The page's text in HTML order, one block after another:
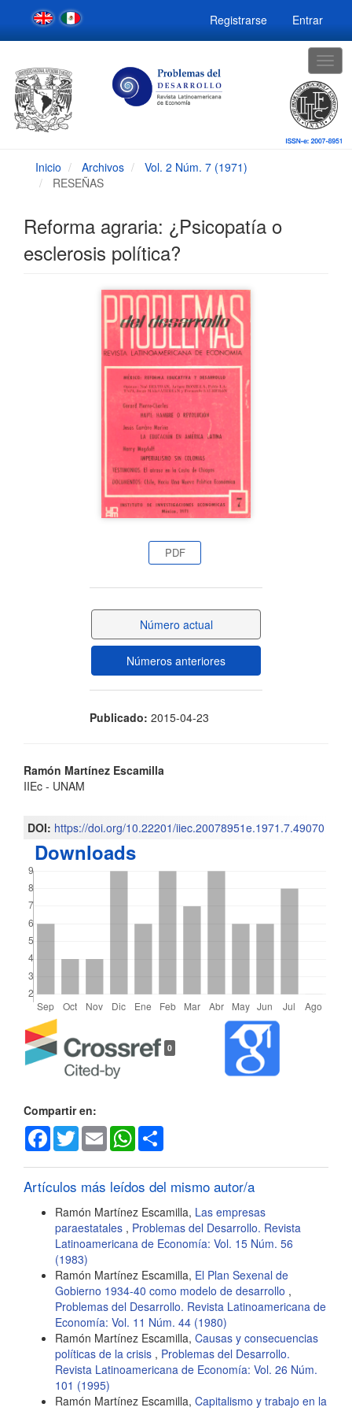
Navegación
principal
Contenido
Barra
lateral
Registrarse Entrar
Inicio Archivos
Vol. 2 Núm. 7 (1971)
RESEÑAS
Reforma agraria: ¿Psicopatía o
esclerosis política?
PDF
Número actual
Números anteriores
Publicado: 2015-04-23
Contenido
del
artículo
Ramón Martínez Escamilla
IIEc - UNAM
DOI: https://doi.org/10.22201/iiec.20078951e.1971.7.49070
Downloads
Detalles
del
artículo
0
Compartir en:
Facebook
TwitterEmail WhatsApp
Artículos más leídos del mismo autor/a
Ramón Martínez Escamilla, Las empresas
paraestatales , Problemas del Desarrollo. Revista
Latinoamericana de Economía: Vol. 15 Núm. 56
(1983)
Ramón Martínez Escamilla, El Plan Sexenal de
Gobierno 1934-40 como modelo de desarrollo ,
Problemas del Desarrollo. Revista Latinoamericana de
Economía: Vol. 11 Núm. 44 (1980)
Ramón Martínez Escamilla, Causas y consecuencias
políticas de la crisis , Problemas del Desarrollo.
Revista Latinoamericana de Economía: Vol. 26 Núm.
101 (1995)
Ramón Martínez Escamilla, Capitalismo y trabajo en la